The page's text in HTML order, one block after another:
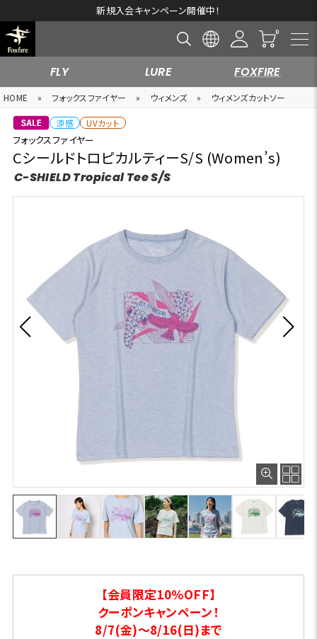
新規入会キャンペーン開催中！
FLY LURE FOXFIRE
HOME » フォックスファイヤー » ウィメンズ » ウィメンズカットソー
涼感 UVカット
フォックスファイヤー
CシールドトロピカルティーS/S (Women’s)
C-SHIELD Tropical Tee S/S
【会員限定10％OFF】
クーポンキャンペーン！
8/7(金)～8/16(日)まで